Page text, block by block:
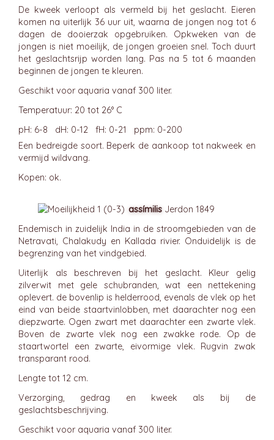
De kweek verloopt als vermeld bij het geslacht. Eieren
komen na uiterlijk 36 uur uit, waarna de jongen nog tot 6
dagen de dooierzak opgebruiken. Opkweken van de
jongen is niet moeilijk, de jongen groeien snel. Toch duurt
het geslachtsrijp worden lang. Pas na 5 tot 6 maanden
beginnen de jongen te kleuren.
Geschikt voor aquaria vanaf 300 liter.
Temperatuur: 20 tot 26° C
pH: 6-8 dH: 0-12 fH: 0-21 ppm: 0-200
Een bedreigde soort. Beperk de aankoop tot nakweek en
vermijd wildvang.
Kopen: ok.
assímilis Jerdon 1849
Endemisch in zuidelijk India in de stroomgebieden van de
Netravati, Chalakudy en Kallada rivier. Onduidelijk is de
begrenzing van het vindgebied.
Uiterlijk als beschreven bij het geslacht. Kleur gelig
zilverwit met gele schubranden, wat een nettekening
oplevert. de bovenlip is helderrood, evenals de vlek op het
eind van beide staartvinlobben, met daarachter nog een
diepzwarte. Ogen zwart met daarachter een zwarte vlek.
Boven de zwarte vlek nog een zwakke rode. Op de
staartwortel een zwarte, eivormige vlek. Rugvin zwak
transparant rood.
Lengte tot 12 cm.
Verzorging, gedrag en kweek als bij de
geslachtsbeschrijving.
Geschikt voor aquaria vanaf 300 liter.